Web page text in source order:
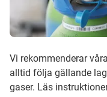
Vi rekommenderar
alltid följa gällande
gaser. Läs